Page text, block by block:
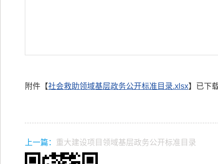
附件【社会救助领域基层政务公开标准目录.xlsx】已下
上一篇： 重大建设项目领域基层政务公开标准目录